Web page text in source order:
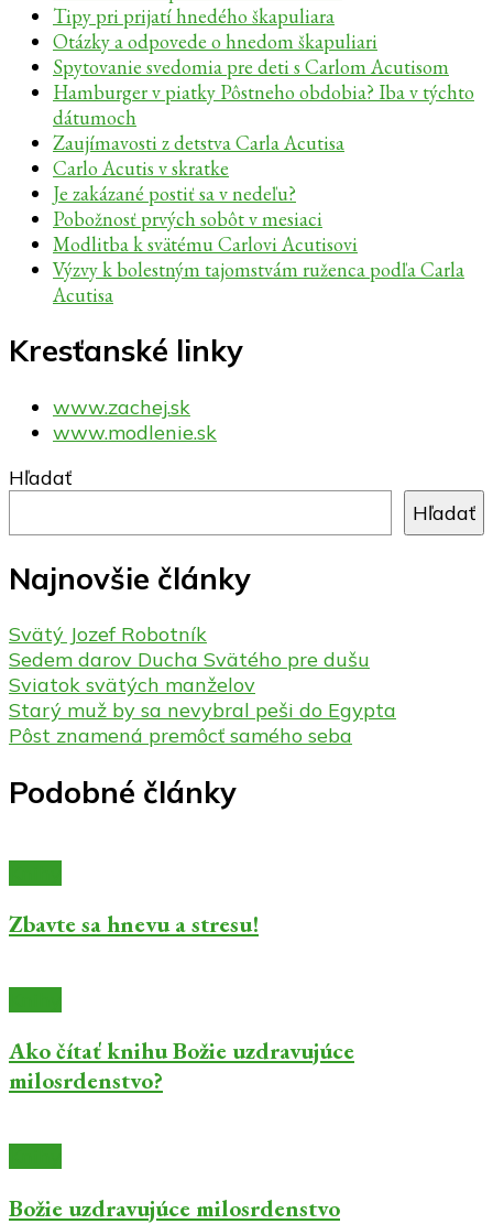
Tipy pri prijatí hnedého škapuliara
Otázky a odpovede o hnedom škapuliari
Spytovanie svedomia pre deti s Carlom Acutisom
Hamburger v piatky Pôstneho obdobia? Iba v týchto
dátumoch
Zaujímavosti z detstva Carla Acutisa
Carlo Acutis v skratke
Je zakázané postiť sa v nedeľu?
Pobožnosť prvých sobôt v mesiaci
Modlitba k svätému Carlovi Acutisovi
Výzvy k bolestným tajomstvám ruženca podľa Carla
Acutisa
Kresťanské linky
www.zachej.sk
www.modlenie.sk
Hľadať
Hľadať
Najnovšie články
Svätý Jozef Robotník
Sedem darov Ducha Svätého pre dušu
Sviatok svätých manželov
Starý muž by sa nevybral peši do Egypta
Pôst znamená premôcť samého seba
Podobné články
Zbavte sa hnevu a stresu!
Ako čítať knihu Božie uzdravujúce
milosrdenstvo?
Božie uzdravujúce milosrdenstvo